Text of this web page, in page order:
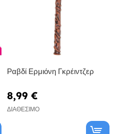
Ραβδί Ερμιόνη Γκρέιντζερ
8,99 €
ΔΙΑΘΈΣΙΜΟ